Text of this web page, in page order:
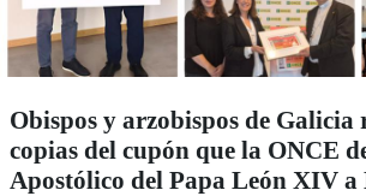
Obispos y arzobispos de Galicia
copias del cupón que la ONCE
Apostólico del Papa León XIV a